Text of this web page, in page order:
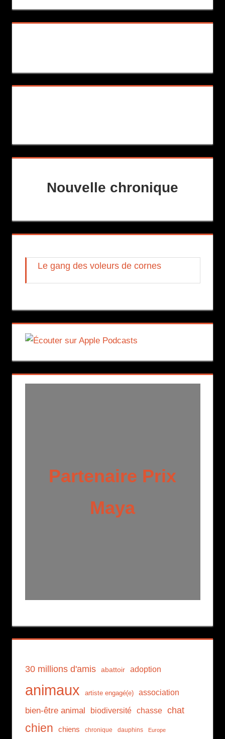
Nouvelle chronique
Le gang des voleurs de cornes
Partenaire Prix
Maya
30 millions d'amis abattoir adoption
animaux artiste engagé(e) association
bien-être animal biodiversité chasse chat
chien chiens chronique dauphins Europe